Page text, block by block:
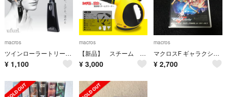
macros
ツインローラートリートメント レフィール
¥ 1,100
macros
【新品】 スチーム クリーナー
¥ 3,000
macros
マクロスF ギャラクシーツアー FINAL in ブドーカン DVD※マサ様専用
¥ 2,700